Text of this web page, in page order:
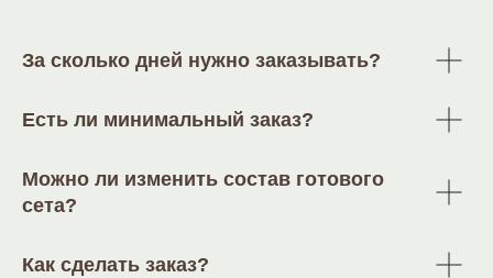
За сколько дней нужно заказывать?
Есть ли минимальный заказ?
Можно ли изменить состав готового
сета?
Как сделать заказ?